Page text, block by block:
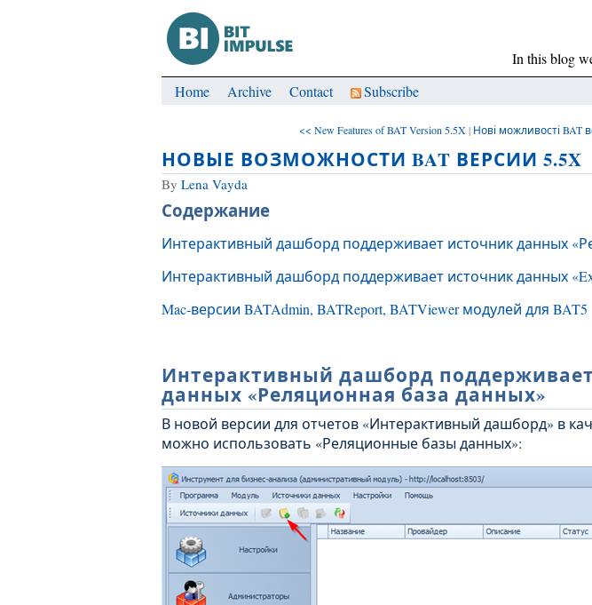
In this blog
Home Archive Contact Subscribe
<< New Features of BAT Version 5.5X| Нові можливості BAT
НОВЫЕ ВОЗМОЖНОСТИ BAT ВЕРСИИ 5.5X
By Lena Vayda
Содержание
Интерактивный дашборд поддерживает источник данных
Интерактивный дашборд поддерживает источник данных
Mac-версии BATAdmin, BATReport, BATViewer модулей для BAT5
Интерактивный дашборд
данных «Реляционная база данных»
В новой версии для отчетов «Интерактивный дашборд» в
можно использовать «Реляционные базы данных»: